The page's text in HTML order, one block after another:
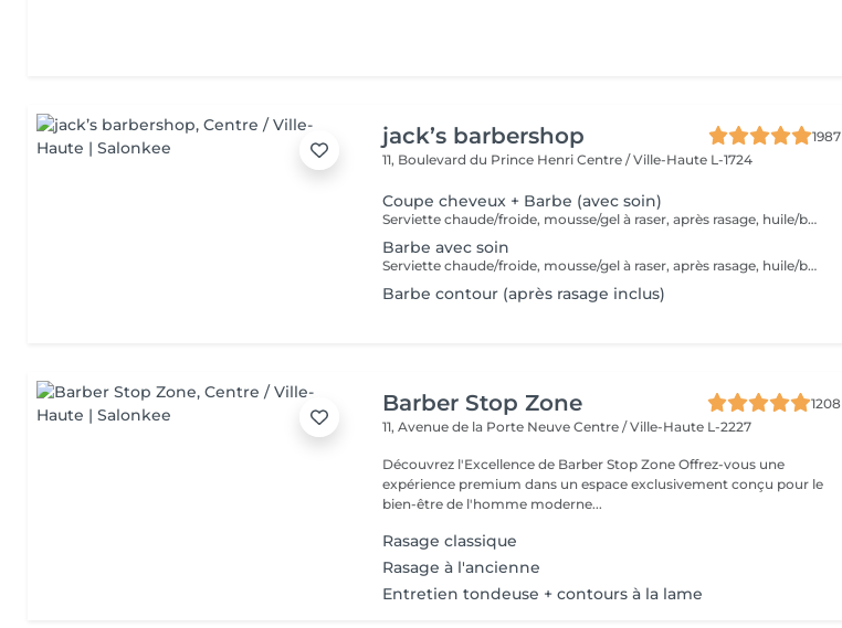
jack’s barbershop
1987
11, Boulevard du Prince HenriCentre / Ville-Haute L-1724
Coupe cheveux + Barbe (avec soin)
Serviette chaude/froide, mousse/gel à raser, après rasage, huile/balm à barbe et wax/gel
Barbe avec soin
Serviette chaude/froide, mousse/gel à raser, après rasage, huile/balm à barbe et wax/gel
Barbe contour (après rasage inclus)
Barber Stop Zone
1208
11, Avenue de la Porte NeuveCentre / Ville-Haute L-2227
Découvrez l'Excellence de Barber Stop Zone Offrez-vous une
expérience premium dans un espace exclusivement conçu pour le
bien-être de l'homme moderne...
Rasage classique
Rasage à l'ancienne
Entretien tondeuse + contours à la lame